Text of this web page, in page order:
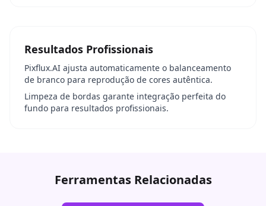
Resultados Profissionais
Pixflux.AI ajusta automaticamente o balanceamento
de branco para reprodução de cores autêntica.
Limpeza de bordas garante integração perfeita do
fundo para resultados profissionais.
Ferramentas Relacionadas